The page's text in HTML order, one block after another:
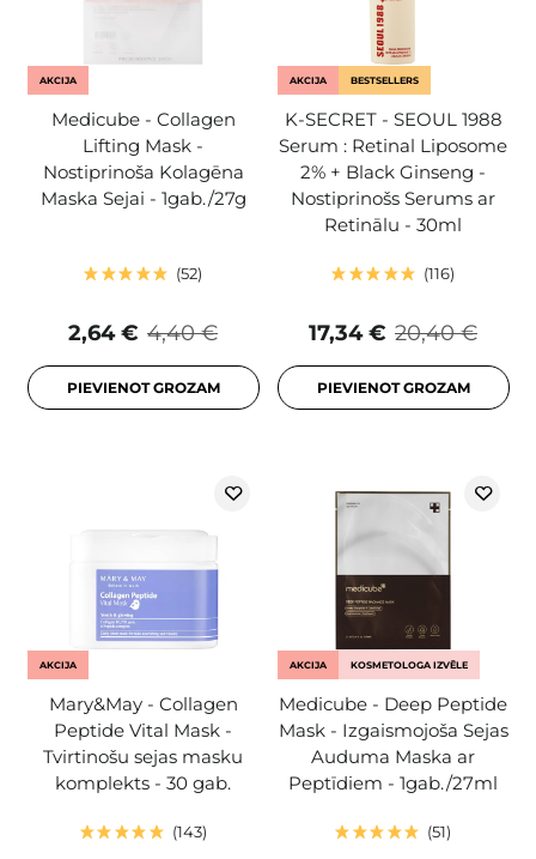
AKCIJA
Medicube - Collagen
Lifting Mask -
Nostiprinoša Kolagēna
Maska Sejai - 1gab./27g
52
4,40 €
2,64 €
PIEVIENOT GROZAM
AKCIJA BESTSELLERS
K-SECRET - SEOUL 1988
Serum : Retinal Liposome
2% + Black Ginseng -
Nostiprinošs Serums ar
Retinālu - 30ml
116
20,40 €
17,34 €
PIEVIENOT GROZAM
AKCIJA
Mary&May - Collagen
Peptide Vital Mask -
Tvirtinošu sejas masku
komplekts - 30 gab.
143
AKCIJA KOSMETOLOGA IZVĒLE
Medicube - Deep Peptide
Mask - Izgaismojoša Sejas
Auduma Maska ar
Peptīdiem - 1gab./27ml
51